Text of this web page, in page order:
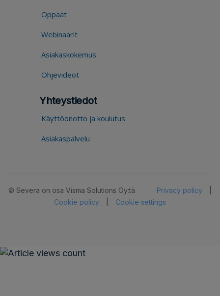
Oppaat
Webinaarit
Asiakaskokemus
Ohjevideot
Yhteystiedot
Käyttöönotto ja koulutus
Asiakaspalvelu
© Severa on osa Visma Solutions Oy:tä Privacy policy
Cookie policy
Cookie settings